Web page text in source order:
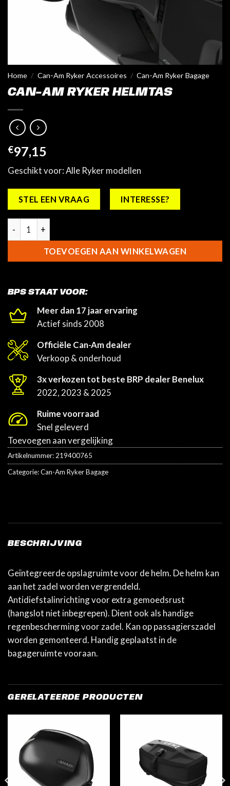
Home / Can-Am Ryker Accessoires / Can-Am Ryker Bagage
CAN-AM RYKER HELMTAS
€97,15
Geschikt voor: Alle Ryker modellen
STEL EEN VRAAG INTERESSE?
Can-Am Ryker Helmtas aantal
TOEVOEGEN AAN WINKELWAGEN
BPS STAAT VOOR:
Meer dan 17 jaar ervaring
Actief sinds 2008
Officiële Can-Am dealer
Verkoop & onderhoud
3x verkozen tot beste BRP dealer Benelux
2022, 2023 & 2025
Ruime voorraad
Snel geleverd
Toevoegen aan vergelijking
Artikelnummer: 219400765
Categorie:Can-Am Ryker Bagage
BESCHRIJVING
Geïntegreerde opslagruimte voor de helm. De helm kan
aan het zadel worden vergrendeld.
Antidiefstalinrichting voor extra gemoedsrust
(hangslot niet inbegrepen). Dient ook als handige
regenbescherming voor zadel. Kan op passagierszadel
worden gemonteerd. Handig geplaatst in de
bagageruimte vooraan.
GERELATEERDE PRODUCTEN